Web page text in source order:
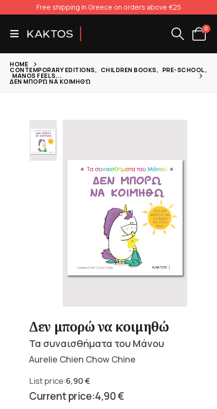
Free shipping in Greece on orders above €25
0
HOME
CONTEMPORARY EDITIONS, CHILDREN BOOKS, PRE-SCHOOL,
MANOS FEELS...
ΔΕΝ ΜΠΟΡΏ ΝΑ ΚΟΙΜΗΘΏ
Δεν μπορώ να κοιμηθώ
Τα συναισθήματα του Μάνου
Aurelie Chien Chow Chine
6,90€
Original
price 4,90€